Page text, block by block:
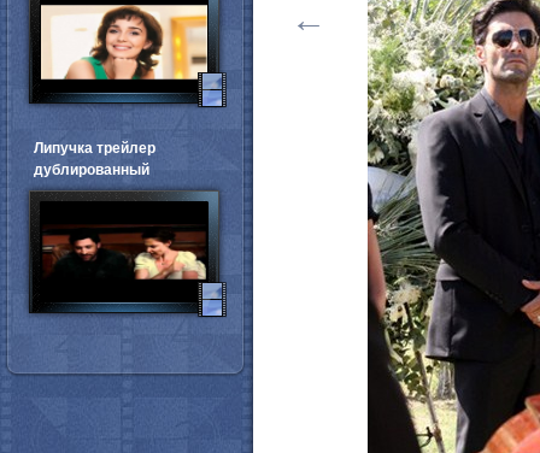
←
Липучка трейлер
дублированный